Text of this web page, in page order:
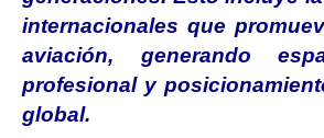
internacionales que
aviación, generando
profesional y
global.